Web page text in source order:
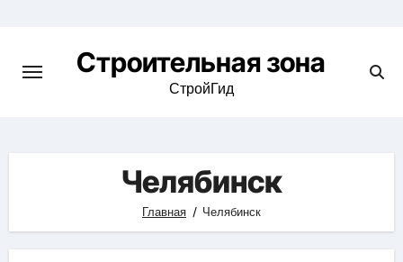
content
Строительная зона
СтройГид
Челябинск
Главная Челябинск